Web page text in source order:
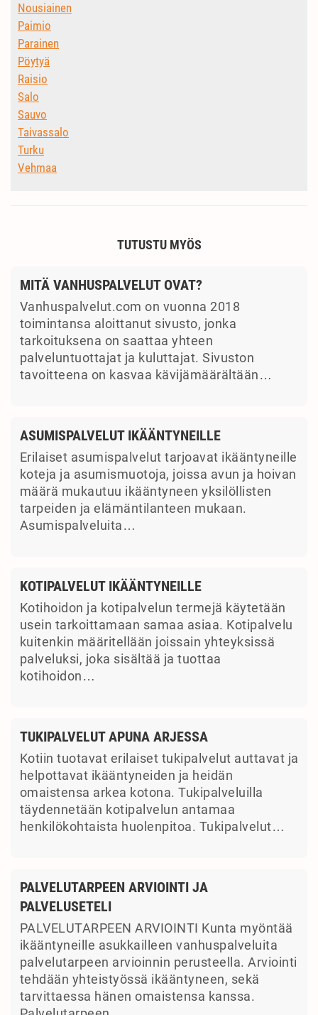
Nousiainen
Paimio
Parainen
Pöytyä
Raisio
Salo
Sauvo
Taivassalo
Turku
Vehmaa
TUTUSTU MYÖS
MITÄ VANHUSPALVELUT OVAT?
Vanhuspalvelut.com on vuonna 2018
toimintansa aloittanut sivusto, jonka
tarkoituksena on saattaa yhteen
palveluntuottajat ja kuluttajat. Sivuston
tavoitteena on kasvaa kävijämäärältään…
ASUMISPALVELUT IKÄÄNTYNEILLE
Erilaiset asumispalvelut tarjoavat ikääntyneille
koteja ja asumismuotoja, joissa avun ja hoivan
määrä mukautuu ikääntyneen yksilöllisten
tarpeiden ja elämäntilanteen mukaan.
Asumispalveluita…
KOTIPALVELUT IKÄÄNTYNEILLE
Kotihoidon ja kotipalvelun termejä käytetään
usein tarkoittamaan samaa asiaa. Kotipalvelu
kuitenkin määritellään joissain yhteyksissä
palveluksi, joka sisältää ja tuottaa
kotihoidon…
TUKIPALVELUT APUNA ARJESSA
Kotiin tuotavat erilaiset tukipalvelut auttavat ja
helpottavat ikääntyneiden ja heidän
omaistensa arkea kotona. Tukipalveluilla
täydennetään kotipalvelun antamaa
henkilökohtaista huolenpitoa. Tukipalvelut…
PALVELUTARPEEN ARVIOINTI JA
PALVELUSETELI
PALVELUTARPEEN ARVIOINTI Kunta myöntää
ikääntyneille asukkailleen vanhuspalveluita
palvelutarpeen arvioinnin perusteella. Arviointi
tehdään yhteistyössä ikääntyneen, sekä
tarvittaessa hänen omaistensa kanssa.